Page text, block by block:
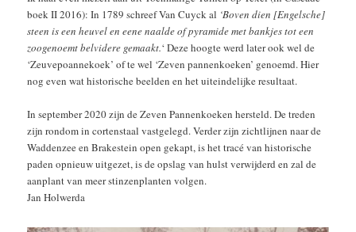
boek II 2016): In 1789 schreef Van Cuyck al ‘Boven dien [Engelsche]
steen is een heuvel en eene naalde of pyramide met bankjes tot een
zoogenoemt belvidere gemaakt.‘ Deze hoogte werd later ook wel de
‘Zeuvepoannekoek’ of te wel ‘Zeven pannenkoeken’ genoemd. Hier
nog even wat historische beelden en het uiteindelijke resultaat.
In september 2020 zijn de Zeven Pannenkoeken hersteld. De treden
zijn rondom in cortenstaal vastgelegd. Verder zijn zichtlijnen naar de
Waddenzee en Brakestein open gekapt, is het tracé van historische
paden opnieuw uitgezet, is de opslag van hulst verwijderd en zal de
aanplant van meer stinzenplanten volgen.
Jan Holwerda